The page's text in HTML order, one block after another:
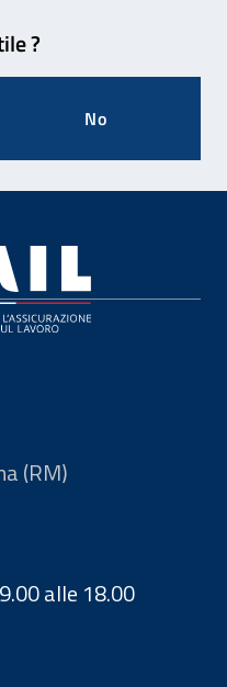
?
No
(RM)
alle 18.00